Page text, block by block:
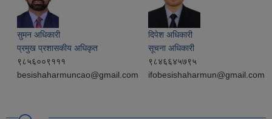
सुमन अधिकारी
प्रमुख प्रशासकीय अधिकृत
९८५६००९१११
besishaharmuncao@gmail.com
दिपेश अधिकारी
सूचना अधिकारी
९८४६६४५७९५
ifobesishaharmun@gmail.com